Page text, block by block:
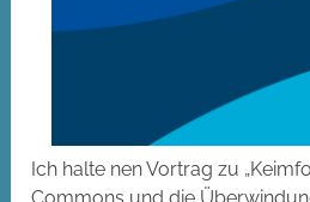
Ich halte nen Vortrag zu